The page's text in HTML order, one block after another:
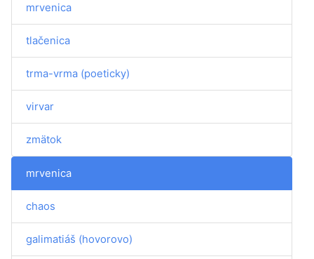
mrvenica
tlačenica
trma-vrma (poeticky)
virvar
zmätok
mrvenica
chaos
galimatiáš (hovorovo)